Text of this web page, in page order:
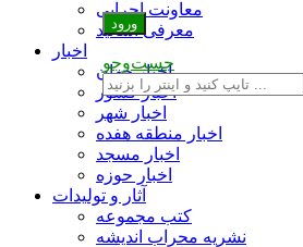
معاونت اجرایی
معرفی اساتید
اخبار
اخبار جهان
اخبار کشور
اخبار شهر
اخبار منطقه هفده
اخبار مسجد
اخبار حوزه
آثار و تولیدات
کتب مجموعه
نشریه محراب اندیشه
جست‌وجو